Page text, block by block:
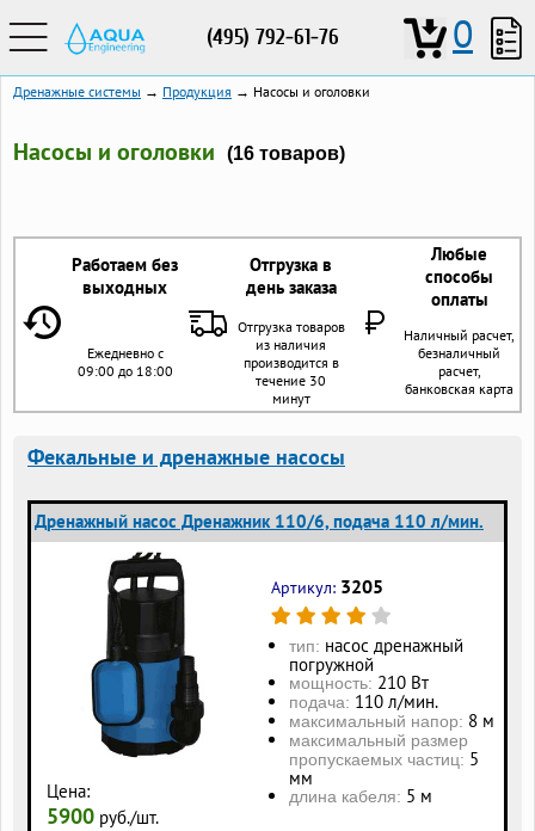
(495) 792-61-76 0
Дренажные системы → Продукция → Насосы и оголовки
Насосы и оголовки (16 товаров)
Работаем без
выходных
Отгрузка в
день заказа
Любые
способы
оплаты
Ежедневно с
09:00 до 18:00
Отгрузка товаров
из наличия
производится в
течение 30
минут
Наличный расчет,
безналичный
расчет,
банковская карта
Фекальные и дренажные насосы
Дренажный насос Дренажник 110/6, подача 110 л/мин.
Цена:
5900 руб./шт.
Артикул: 3205
тип: насос дренажный
погружной
мощность: 210 Вт
подача: 110 л/мин.
максимальный напор: 8 м
максимальный размер
пропускаемых частиц: 5
мм
длина кабеля: 5 м